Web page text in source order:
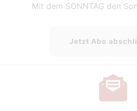
Mit dem SONNTAG den
Jetzt Abo